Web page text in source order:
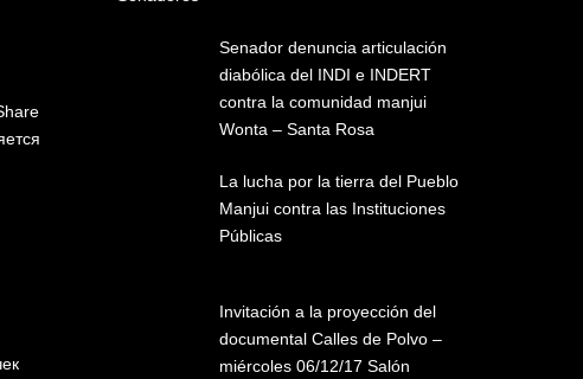
Senador denuncia articulación
diabólica del INDI e INDERT
contra la comunidad manjui
Wonta – Santa Rosa
La lucha por la tierra del Pueblo
Manjui contra las Instituciones
Públicas
Invitación a la proyección del
documental Calles de Polvo –
miércoles 06/12/17 Salón